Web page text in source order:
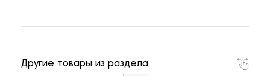
Другие товары из раздела